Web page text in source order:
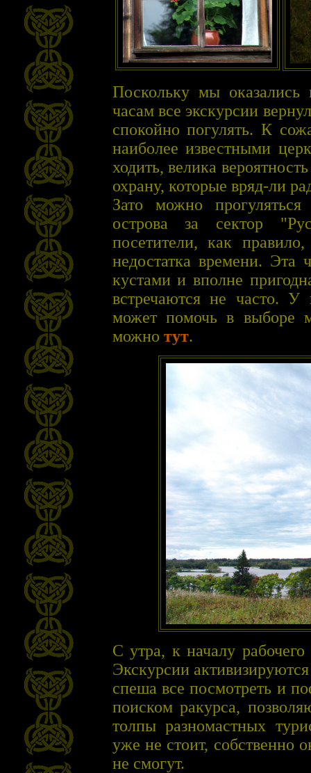
Поскольку мы оказались
часам все экскурсии
спокойно погулять. К
наиболее известными
ходить, велика
охрану, которые вряд-ли
Зато можно
острова за сектор
посетители, как
недостатка времени. Эта
кустами и вполне
встречаются не часто. У
может помочь в выборе
можно тут.
С утра, к началу
Экскурсии
спеша все посмотреть и
поиском ракурса,
толпы разномастных
уже не стоит, собственно
не смогут.